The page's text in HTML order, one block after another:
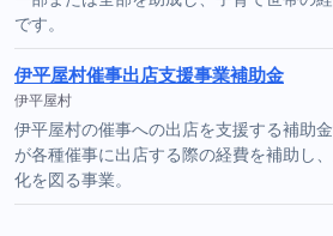
です。
伊平屋村催事出店支援事業補助金
伊平屋村
伊平屋村の催事への出店を支援する補助
が各種催事に出店する際の経費を補助し
化を図る事業。